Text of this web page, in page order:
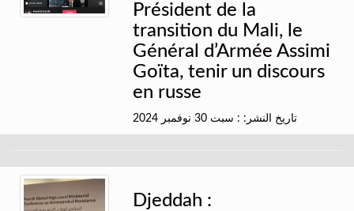
Président de la
transition du Mali, le
Général d’Armée Assimi
Goïta, tenir un discours
en russe
تاريخ النشر: : سبت 30 نوفمبر 2024
Djeddah :